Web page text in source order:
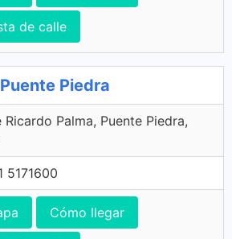
de calle
Piedra
Ricardo Palma, Puente Piedra,
5171600
Cómo llegar